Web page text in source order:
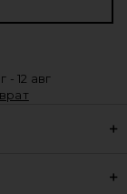
- 12 авг